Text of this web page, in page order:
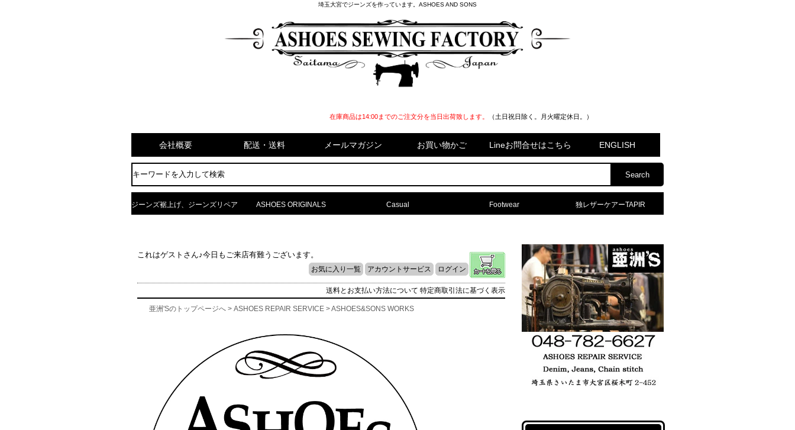
埼玉大宮でジーンズを作っています。ASHOES AND SONS
在庫商品は14:00までのご注文分を当日出荷致します。 （土日祝日除く。月火曜定休日。）
会社概要 配送・送料 メールマガジン お買い物かご Lineお問合せはこちら ENGLISH
ジーンズ裾上げ、ジーンズリペア ASHOES ORIGINALS Casual Footwear 独レザーケアーTAPIR
これはゲストさん♪今日もご来店有難うございます。
お気に入り一覧 アカウントサービス ログイン
送料とお支払い方法について 特定商取引法に基づく表示
亜洲'Sのトップページへ > ASHOES REPAIR SERVICE > ASHOES&SONS WORKS